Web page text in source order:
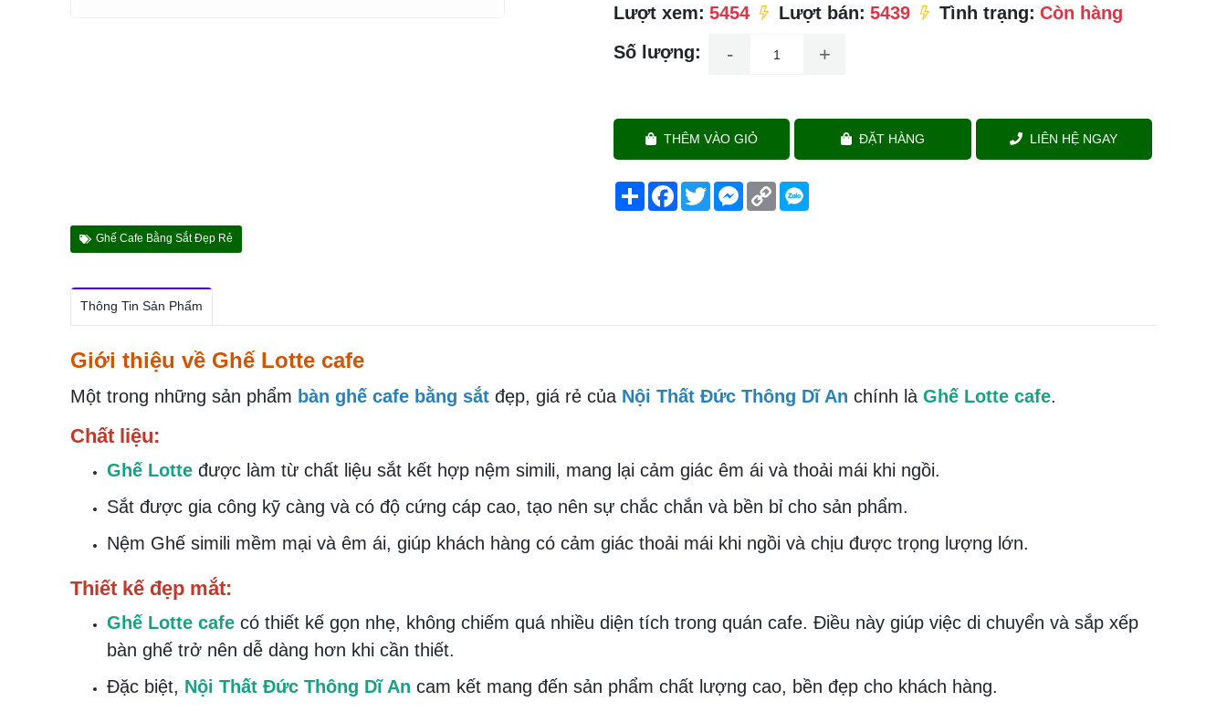
Lượt xem: 5454 Lượt bán: 5439 Tình trạng: Còn hàng
Số lượng:
- +
THÊM VÀO GIỎ ĐẶT HÀNG LIÊN HỆ NGAY
Share Facebook
TwitterMessenger
Copy
Link
Ghế Cafe Bằng Sắt Đẹp Rẻ
Thông Tin Sản Phẩm
Giới thiệu về Ghế Lotte cafe
Một trong những sản phẩm bàn ghế cafe bằng sắt đẹp, giá rẻ của Nội Thất Đức Thông Dĩ An chính là Ghế Lotte cafe.
Chất liệu:
Ghế Lotte được làm từ chất liệu sắt kết hợp nệm simili, mang lại cảm giác êm ái và thoải mái khi ngồi.
Sắt được gia công kỹ càng và có độ cứng cáp cao, tạo nên sự chắc chắn và bền bỉ cho sản phẩm.
Nệm Ghế simili mềm mại và êm ái, giúp khách hàng có cảm giác thoải mái khi ngồi và chịu được trọng lượng lớn.
Thiết kế đẹp mắt:
Ghế Lotte cafe có thiết kế gọn nhẹ, không chiếm quá nhiều diện tích trong quán cafe. Điều này giúp việc di chuyển và sắp xếp
bàn ghế trở nên dễ dàng hơn khi cần thiết.
Đặc biệt, Nội Thất Đức Thông Dĩ An cam kết mang đến sản phẩm chất lượng cao, bền đẹp cho khách hàng.